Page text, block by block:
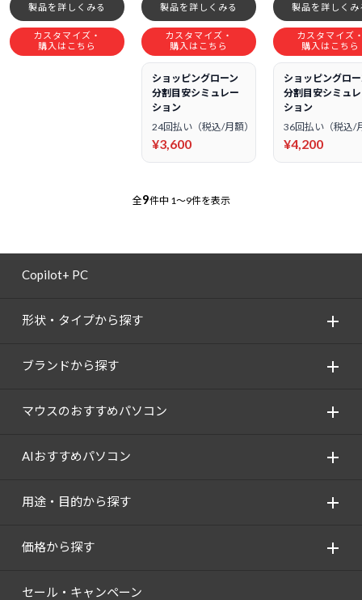
製品を詳しくみる
カスタマイズ・
購入はこちら
製品を詳しくみる
カスタマイズ・
購入はこちら
ショッピングローン
分割目安シミュレー
ション
24回払い（税込/月額）
¥3,600
製品を詳しくみ
カスタマイズ
購入はこちら
ショッピングロ
分割目安シミュ
ション
36回払い（税込/
¥4,200
全9件中 1～9件を表示
Copilot+ PC
形状・タイプから探す
ブランドから探す
マウスのおすすめパソコン
AIおすすめパソコン
用途・目的から探す
価格から探す
セール・キャンペーン